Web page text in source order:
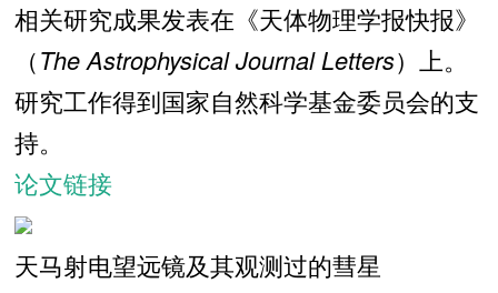
相关研究成果发表在《天体物理学报快报》
（The Astrophysical Journal Letters）上。
研究工作得到国家自然科学基金委员会的支
持。
论文链接
天马射电望远镜及其观测过的彗星